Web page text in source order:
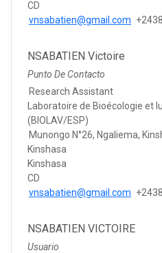
CD
vnsabatien@gmail.com
NSABATIEN Victoire
Punto De Contacto
Research Assistant
Laboratoire de Bioécologie et
(BIOLAV/ESP)
Munongo N°26, Ngaliema,
Kinshasa
Kinshasa
CD
vnsabatien@gmail.com
NSABATIEN VICTOIRE
Usuario